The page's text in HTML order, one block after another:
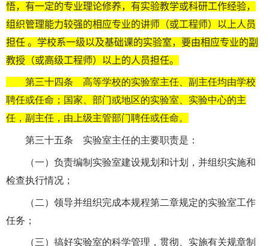
悟，有一定的专业理论修养，有实验教学或科研工作经验，
组织管理能力较强的相应专业的讲师（或工程师）以上人员
担任 。学校系一级以及基础课的实验室，要由相应专业的副
教授（或高级工程师）以上的人员担任。
第三十四条 高等学校的实验室主任、副主任均由学校
聘任或任命；国家、部门或地区的实验室、实验中心的主
任，副主任，由上级主管部门聘任或任命。
第三十五条 实验室主任的主要职责是：
（一）负责编制实验室建设规划和计划，并组织实施和
检查执行情况；
（二）领导并组织完成本规程第二章规定的实验室工作
任务；
（三）搞好实验室的科学管理，贯彻、实施有关规章制